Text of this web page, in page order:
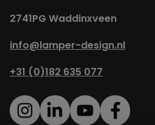
2741PG Waddinxveen
info@lamper-design.nl
+31 (0)182 635 077